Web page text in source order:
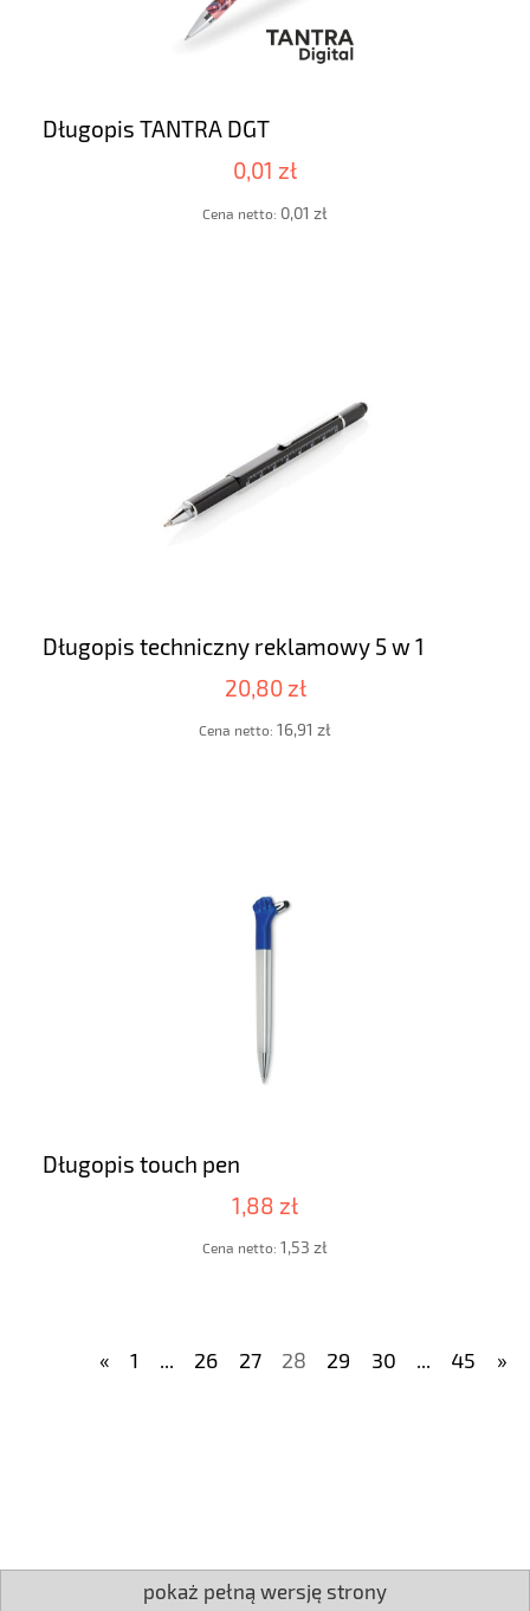
Długopis TANTRA DGT
0,01 zł
Cena netto: 0,01 zł
Długopis techniczny reklamowy 5 w 1
20,80 zł
Cena netto: 16,91 zł
Długopis touch pen
1,88 zł
Cena netto: 1,53 zł
« 1 ... 26 27 28 29 30 ... 45 »
pokaż pełną wersję strony